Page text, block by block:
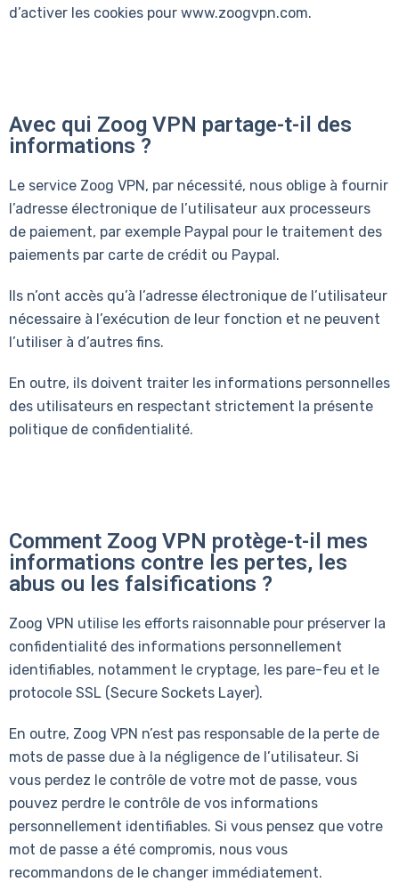
d’activer les cookies pour www.zoogvpn.com.
Avec qui Zoog VPN partage-t-il des
informations ?
Le service Zoog VPN, par nécessité, nous oblige à fournir
l’adresse électronique de l’utilisateur aux processeurs
de paiement, par exemple Paypal pour le traitement des
paiements par carte de crédit ou Paypal.
Ils n’ont accès qu’à l’adresse électronique de l’utilisateur
nécessaire à l’exécution de leur fonction et ne peuvent
l’utiliser à d’autres fins.
En outre, ils doivent traiter les informations personnelles
des utilisateurs en respectant strictement la présente
politique de confidentialité.
Comment Zoog VPN protège-t-il mes
informations contre les pertes, les
abus ou les falsifications ?
Zoog VPN utilise les efforts raisonnable pour préserver la
confidentialité des informations personnellement
identifiables, notamment le cryptage, les pare-feu et le
protocole SSL (Secure Sockets Layer).
En outre, Zoog VPN n’est pas responsable de la perte de
mots de passe due à la négligence de l’utilisateur. Si
vous perdez le contrôle de votre mot de passe, vous
pouvez perdre le contrôle de vos informations
personnellement identifiables. Si vous pensez que votre
mot de passe a été compromis, nous vous
recommandons de le changer immédiatement.